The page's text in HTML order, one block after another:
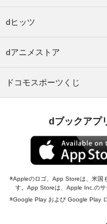
dヒッツ
dアニメストア
ドコモスポーツくじ
dブックアプ
Appleのロゴ、App Storeは、米国
す。App Storeは、Apple Inc.のサ
Google Play および Google Play